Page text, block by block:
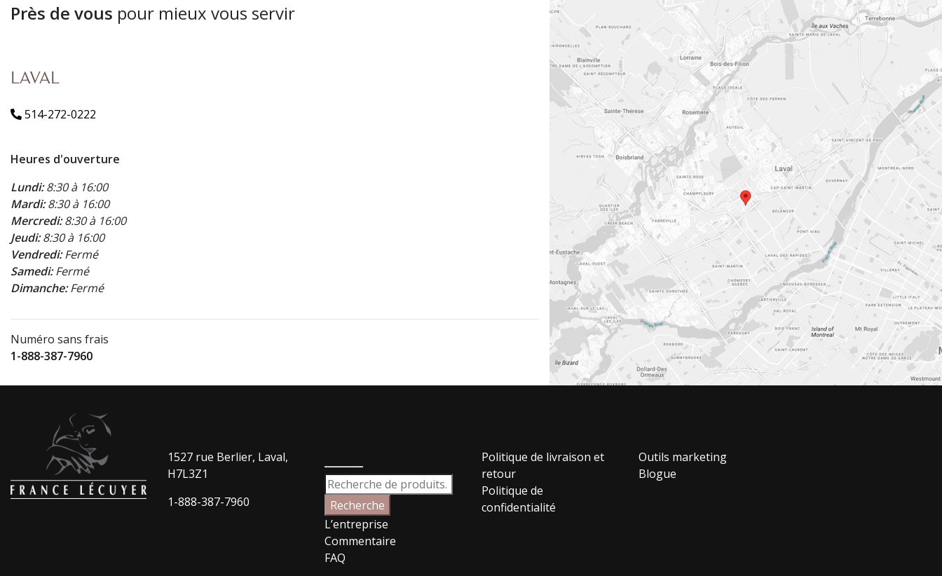
Près de vous pour mieux vous servir
LAVAL
514-272-0222
Heures d'ouverture
Lundi:8:30 à 16:00
Mardi:8:30 à 16:00
Mercredi:8:30 à 16:00
Jeudi:8:30 à 16:00
Vendredi:Fermé
Samedi:Fermé
Dimanche:Fermé
Numéro sans frais
1-888-387-7960
1527 rue Berlier, Laval,
H7L3Z1
1-888-387-7960
Recherche
pour :
Recherche
L’entreprise
Commentaire
FAQ
Politique de livraison et
retour
Politique de
confidentialité
Outils marketing
Blogue